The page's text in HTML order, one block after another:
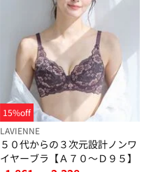
15%off
LAVIENNE
５０代からの３次元設計ノンワ
イヤーブラ【Ａ７０～Ｄ９５】